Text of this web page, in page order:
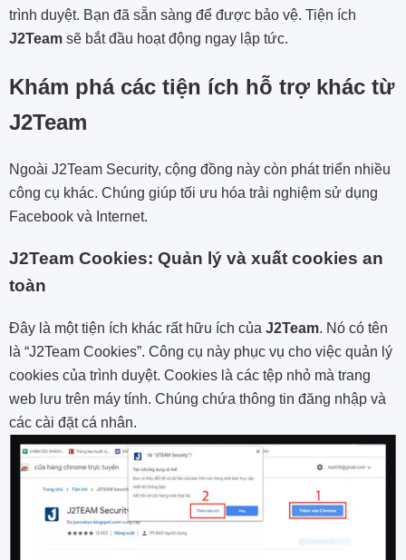
trình duyệt. Bạn đã sẵn sàng để được bảo vệ. Tiện ích
J2Team sẽ bắt đầu hoạt động ngay lập tức.
Khám phá các tiện ích hỗ trợ khác từ
J2Team
Ngoài J2Team Security, cộng đồng này còn phát triển nhiều
công cụ khác. Chúng giúp tối ưu hóa trải nghiệm sử dụng
Facebook và Internet.
J2Team Cookies: Quản lý và xuất cookies an
toàn
Đây là một tiện ích khác rất hữu ích của J2Team. Nó có tên
là “J2Team Cookies”. Công cụ này phục vụ cho việc quản lý
cookies của trình duyệt. Cookies là các tệp nhỏ mà trang
web lưu trên máy tính. Chúng chứa thông tin đăng nhập và
các cài đặt cá nhân.